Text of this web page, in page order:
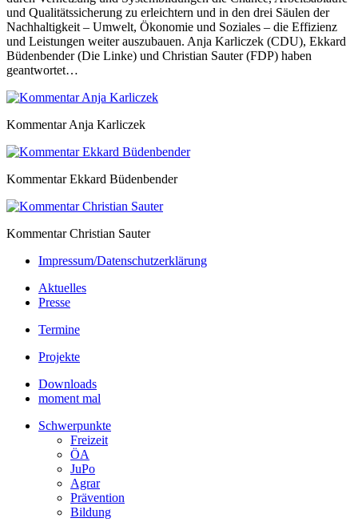
und Qualitätssicherung zu erleichtern und in den drei Säulen der
Nachhaltigkeit – Umwelt, Ökonomie und Soziales – die Effizienz
und Leistungen weiter auszubauen. Anja Karliczek (CDU), Ekkard
Büdenbender (Die Linke) und Christian Sauter (FDP) haben
geantwortet…
Kommentar Anja Karliczek
Kommentar Ekkard Büdenbender
Kommentar Christian Sauter
Impressum/Datenschutzerklärung
Aktuelles
Presse
Termine
Projekte
Downloads
moment mal
Schwerpunkte
Freizeit
ÖA
JuPo
Agrar
Prävention
Bildung